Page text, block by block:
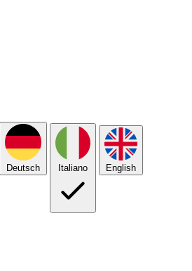
Deutsch Italiano English